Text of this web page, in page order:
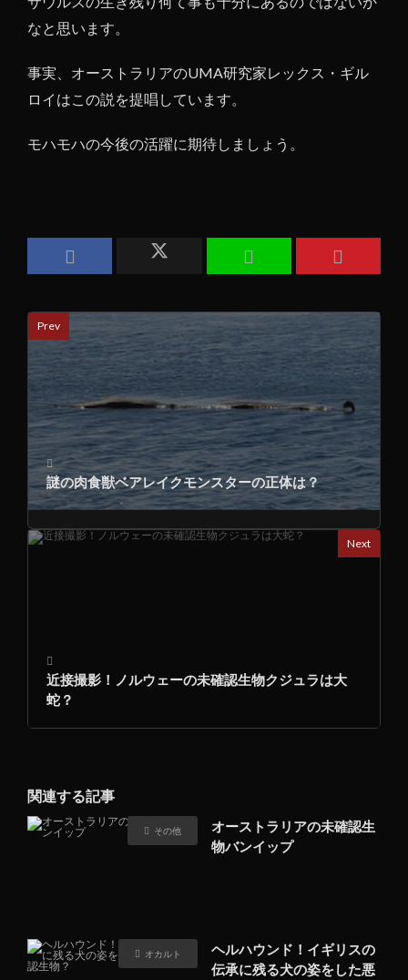
なと思います。
事実、オーストラリアのUMA研究家レックス・ギル
ロイはこの説を提唱しています。
モハモハの今後の活躍に期待しましょう。
Prev
謎の肉食獣ベアレイクモンスターの正体は？
Next
近接撮影！ノルウェーの未確認生物クジュラは大
蛇？
関連する記事
その他
オーストラリアの未確認生
物バンイップ
オカルト
ヘルハウンド！イギリスの
伝承に残る犬の姿をした悪